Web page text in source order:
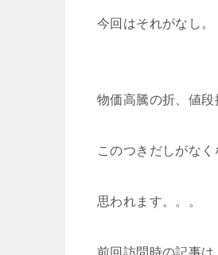
今回はそれがなし。
物価高騰の折、値
このつきだしがな
思われます。。。
前回訪問時の記事